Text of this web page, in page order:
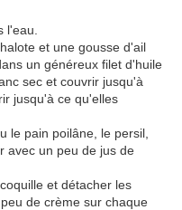
l'eau.
et une gousse d'ail
un généreux filet d'huile
sec et couvrir jusqu'à
jusqu'à ce qu'elles
le pain poilâne, le persil,
avec un peu de jus de
et détacher les
de crème sur chaque